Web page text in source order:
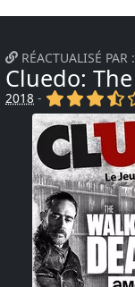
RÉACTUALISÉ PAR :
Cluedo:
2018 - (x) (x) (x) (,)